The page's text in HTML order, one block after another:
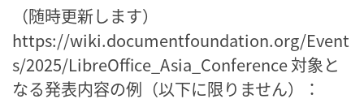
（随時更新します）
https://wiki.documentfoundation.org/Event
s/2025/LibreOffice_Asia_Conference 対象と
なる発表内容の例（以下に限りません）：